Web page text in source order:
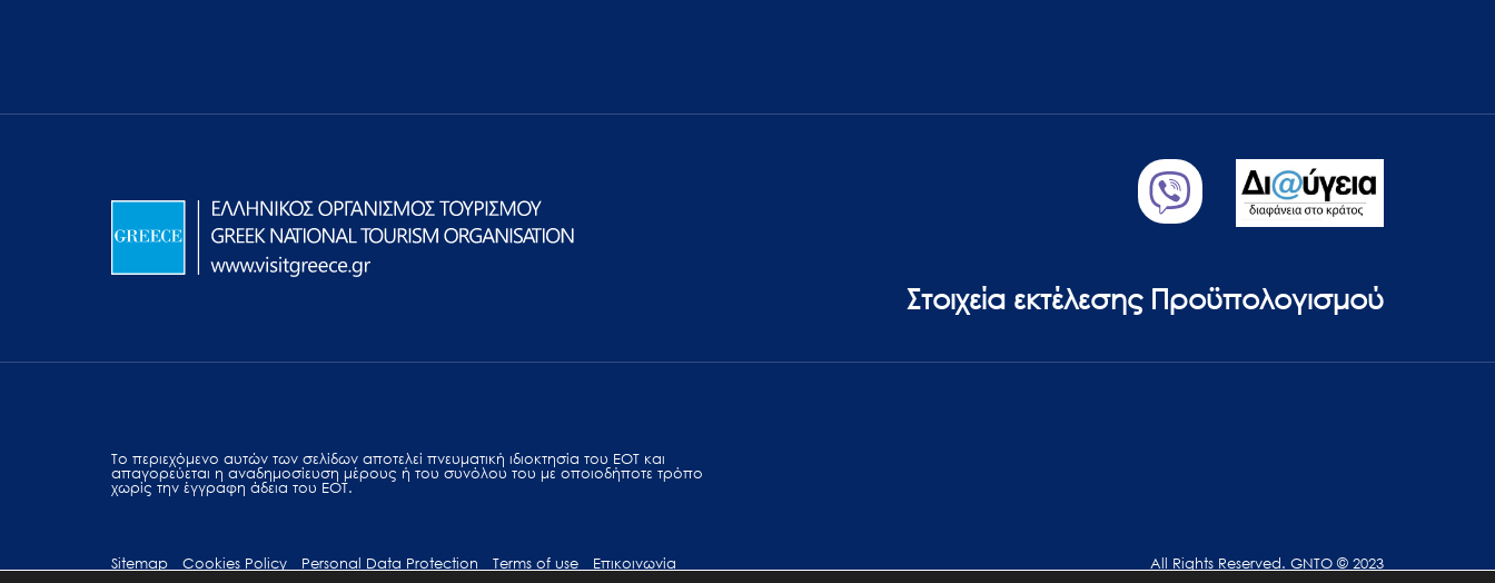
Στοιχεία εκτέλεσης Προϋπολογισμού
Το περιεχόμενο αυτών των σελίδων αποτελεί πvευματική ιδιοκτησία του ΕΟΤ και
απαγορεύεται η αναδημοσίευση μέρους ή του συνόλου του με οποιοδήποτε τρόπο
χωρίς την έγγραφη άδεια του ΕΟΤ.
Sitemap Cookies Policy Personal Data Protection Terms of use Επικοινωνία All Rights Reserved. GNTO © 2023